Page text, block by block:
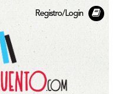
Registro/Login